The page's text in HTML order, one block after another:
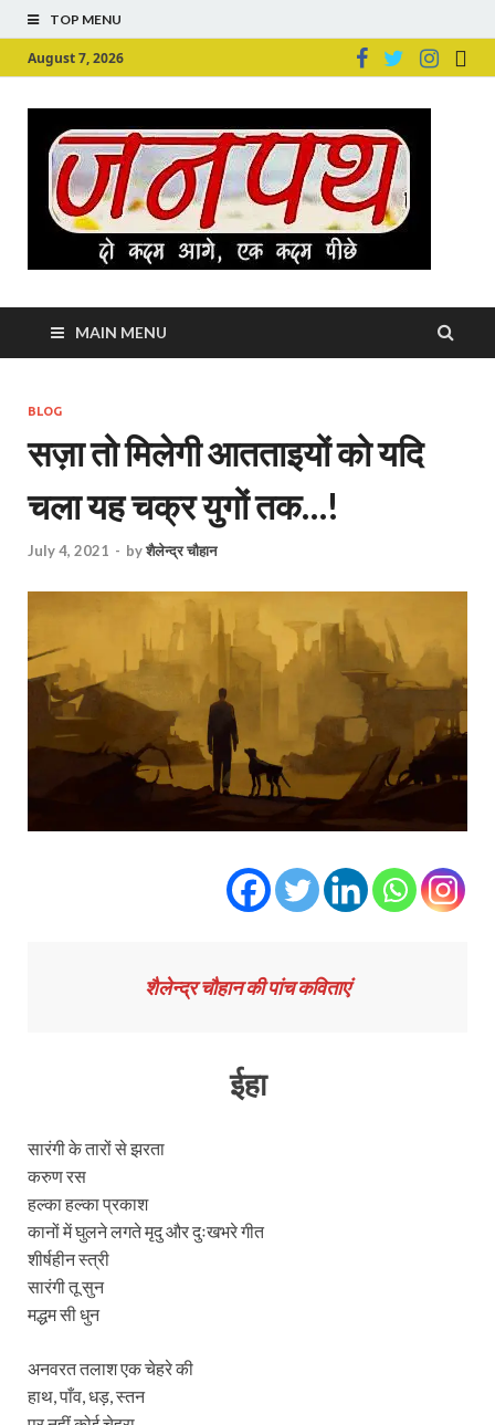
TOP MENU
August 7, 2026
MAIN MENU
BLOG
सज़ा तो मिलेगी आतताइयों को यदि
चला यह चक्र युगों तक…!
July 4, 2021 - byशैलेन्द्र चौहान
शैलेन्द्र चौहान की पांच कविताएं
ईहा
सारंगी के तारों से झरता
करुण रस
हल्का हल्का प्रकाश
कानों में घुलने लगते मृदु और दुःखभरे गीत
शीर्षहीन स्त्री
सारंगी तू सुन
मद्धम सी धुन
अनवरत तलाश एक चेहरे की
हाथ, पाँव, धड़, स्तन